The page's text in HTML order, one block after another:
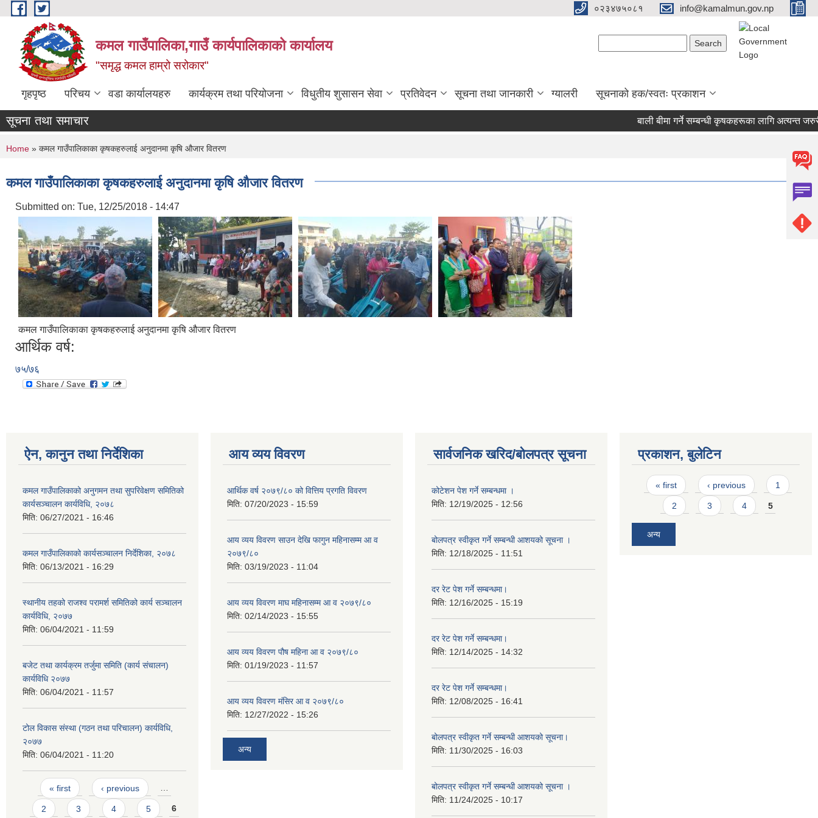
Skip to main content ०२३४७५०८१ info@kamalmun.gov.np
कमल गाउँपालिका,गाउँ कार्यपालिकाको कार्यालय
"समृद्ध कमल हाम्रो सरोकार"
गृहपृष्ठ परिचय वडा कार्यालयहरु कार्यक्रम तथा परियोजना विधुतीय शुसासन सेवा प्रतिवेदन सूचना तथा जानकारी ग्यालरी सूचनाको हक/स्वतः प्रकाशन
सूचना तथा समाचार बाली बीमा गर्ने सम्बन्धी कृषकहरूका लागि अत्यन्त
You are here
Home » कमल गाउँपालिकाका कृषकहरुलाई अनुदानमा कृषि औजार वितरण
कमल गाउँपालिकाका कृषकहरुलाई अनुदानमा कृषि औजार वितरण
Submitted on: Tue, 12/25/2018 - 14:47
कमल गाउँपालिकाका कृषकहरुलाई अनुदानमा कृषि औजार वितरण
आर्थिक वर्ष:
७५/७६
ऐन, कानुन तथा निर्देशिका
कमल गाउँपालिकाको अनुगमन तथा सुपरिवेक्षण समितिको
कार्यसञ्चालन कार्यविधि, २०७८
मिति: 06/27/2021 - 16:46
कमल गाउँपालिकाको कार्यसञ्‍चालन निर्देशिका, २०७८
मिति: 06/13/2021 - 16:29
स्थानीय तहको राजश्व परामर्श समितिको कार्य सञ्चालन
कार्यविधि, २०७७
मिति: 06/04/2021 - 11:59
बजेट तथा कार्यक्रम तर्जुमा समिति (कार्य संचालन)
कार्यविधि २०७७
मिति: 06/04/2021 - 11:57
टोल विकास संस्था (गठन तथा परिचालन) कार्यविधि,
२०७७
मिति: 06/04/2021 - 11:20
Pages
« first ‹ previous …
2 3 4 5 6
आय व्यय विवरण
आर्थिक वर्ष २०७९/८० को वित्तिय प्रगति विवरण
मिति: 07/20/2023 - 15:59
आय व्यय विवरण साउन देखि फागुन महिनासम्म आ व
२०७९/८०
मिति: 03/19/2023 - 11:04
आय व्यय विवरण माघ महिनासम्म आ व २०७९/८०
मिति: 02/14/2023 - 15:55
आय व्यय विवरण पौष महिना आ व २०७९/८०
मिति: 01/19/2023 - 11:57
आय व्यय विवरण मंसिर आ व २०७९/८०
मिति: 12/27/2022 - 15:26
अन्य
सार्वजनिक खरिद/बोलपत्र सूचना
कोटेशन पेश गर्ने सम्बन्धमा ।
मिति: 12/19/2025 - 12:56
बोलपत्र स्वीकृत गर्ने सम्बन्धी आशयको सूचना ।
मिति: 12/18/2025 - 11:51
दर रेट पेश गर्ने सम्बन्धमा।
मिति: 12/16/2025 - 15:19
दर रेट पेश गर्ने सम्बन्धमा।
मिति: 12/14/2025 - 14:32
दर रेट पेश गर्ने सम्बन्धमा।
मिति: 12/08/2025 - 16:41
बोलपत्र स्वीकृत गर्ने सम्बन्धी आशयको सूचना।
मिति: 11/30/2025 - 16:03
बोलपत्र स्वीकृत गर्ने सम्बन्धी आशयको सूचना ।
मिति: 11/24/2025 - 10:17
प्रकाशन, बुलेटिन
Pages
« first ‹ previous 1
2 3 4 5
अन्य